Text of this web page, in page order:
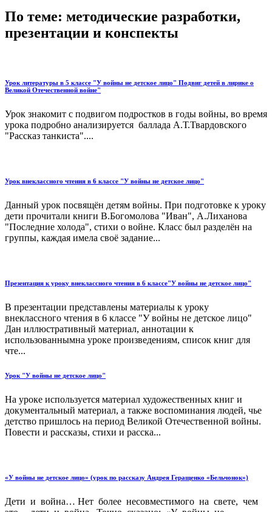
По теме: методические разработки,
презентации и конспекты
Урок литературы в 5 классе "У войны не детское лицо" Подвиг детей в лирике о
Великой Отечественной войне"
Урок знакомит с подвигом подростков в годы войны, во время
урока подробно анализируется баллада А.Т.Твардовского
"Рассказ танкиста"....
Урок внеклассного чтения в 6 классе "У войны не детское лицо"
Данный урок посвящён детям войны. При подготовке к уроку
дети прочитали книги В.Богомолова "Иван", А.Лиханова
"Последние холода", стихи о войне. Класс был разделён на
группы, каждая имела своё задание...
Презентация к уроку внеклассного чтения в 6 классе"У войны не детское лицо"
В презентации представлены материалы к уроку
внеклассного чтения в 6 классе "У войны не детское лицо"
Дан иллюстративный материал, аннотации к
использованнымна уроке произведениям, список книг для
чте...
Урок "У войны не детское лицо"
На уроке используется материал художественных книг и
документальный материал, а также воспоминания людей, чье
детство пришлось на период Великой Отечественной войны.
Повести и рассказы, стихи и расска...
«У войны не детское лицо» (урок по рассказу Андрея Геращенко «Бельчонок»)
Дети и война… Нет более несовместимого на свете, чем